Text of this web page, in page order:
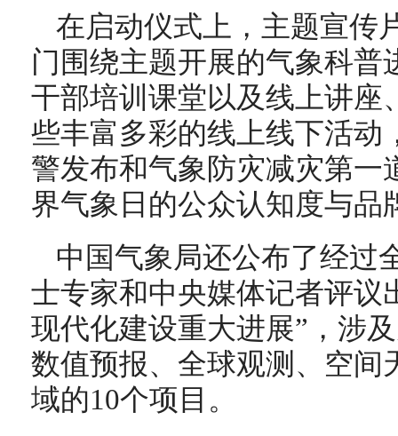
在启动仪式上，主题宣传
门围绕主题开展的气象科普
干部培训课堂以及线上讲座
些丰富多彩的线上线下活动
警发布和气象防灾减灾第一
界气象日的公众认知度与品
中国气象局还公布了经过
士专家和中央媒体记者评议
现代化建设重大进展”，涉
数值预报、全球观测、空间
域的10个项目。